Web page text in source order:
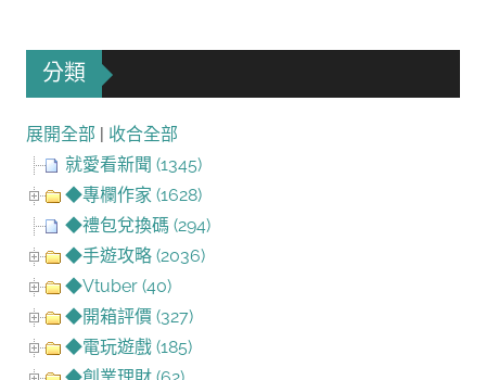
分類
展開全部 | 收合全部
就愛看新聞 (1345)
◆專欄作家 (1628)
◆禮包兌換碼 (294)
◆手遊攻略 (2036)
◆Vtuber (40)
◆開箱評價 (327)
◆電玩遊戲 (185)